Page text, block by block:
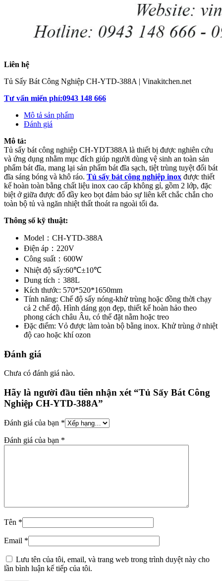
Liên hệ
Tủ Sấy Bát Công Nghiệp CH-YTD-388A | Vinakitchen.net
Tư vấn miến phí:0943 148 666
Mô tả sản phẩm
Đánh giá
Mô tả:
Tủ sấy bát công nghiệp CH-YDT388A là thiết bị được nghiên cứu
và ứng dụng nhằm mục đích giúp người dùng vệ sinh an toàn sản
phẩm bát đĩa, mang lại sản phẩm bát đĩa sạch, tiệt trùng tuyệt đối bát
đĩa sáng bóng và khô ráo. Tủ sấy bát công nghiệp inox được thiết
kế hoàn toàn bằng chất liệu inox cao cấp không gỉ, gồm 2 lớp, đặc
biệt ở giữa được đổ đầy keo bọt đảm bảo sự liên kết chắc chắn cho
toàn bộ tủ và ngăn nhiệt thất thoát ra ngoài tối đa.
Thông số kỹ thuật:
Model：CH-YTD-388A
Điện áp：220V
Công suất：600W
Nhiệt độ sấy:60℃±10℃
Dung tích：388L
Kích thước: 570*520*1650mm
Tính năng: Chế độ sấy nóng-khử trùng hoặc đồng thời chạy
cả 2 chế độ. Hình dáng gọn đẹp, thiết kế hoàn hảo theo
phong cách châu Âu, có thể đặt nằm hoặc treo
Đặc điểm: Vỏ được làm toàn bộ bằng inox. Khử trùng ở nhiệt
độ cao hoặc khí ozon
Đánh giá
Chưa có đánh giá nào.
Hãy là người đầu tiên nhận xét “Tủ Sấy Bát Công
Nghiệp CH-YTD-388A”
Đánh giá của bạn *
Đánh giá của bạn *
Tên *
Email *
Lưu tên của tôi, email, và trang web trong trình duyệt này cho
lần bình luận kế tiếp của tôi.